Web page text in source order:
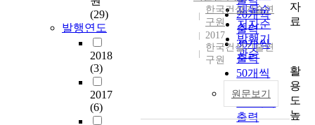
(29)
발행연도
2018
(3)
2017
(6)
제목순
저자순
발행기
관순
20개씩
출력
30개씩
출력
50개씩
출력
출력
한국건설기술연
구원
2017
한국건설기술연
구원
원문보기
자
료
활
용
도
높